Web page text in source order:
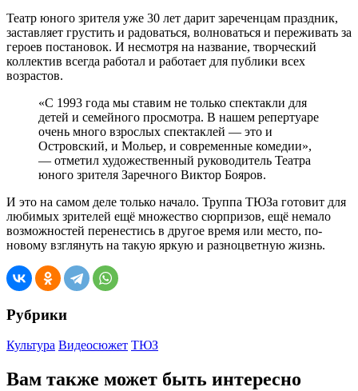
Театр юного зрителя уже 30 лет дарит зареченцам праздник,
заставляет грустить и радоваться, волноваться и переживать за
героев постановок. И несмотря на название, творческий
коллектив всегда работал и работает для публики всех
возрастов.
«С 1993 года мы ставим не только спектакли для
детей и семейного просмотра. В нашем репертуаре
очень много взрослых спектаклей — это и
Островский, и Мольер, и современные комедии»,
— отметил художественный руководитель Театра
юного зрителя Заречного Виктор Бояров.
И это на самом деле только начало. Труппа ТЮЗа готовит для
любимых зрителей ещё множество сюрпризов, ещё немало
возможностей перенестись в другое время или место, по-
новому взглянуть на такую яркую и разноцветную жизнь.
Рубрики
Культура Видеосюжет ТЮЗ
Вам также может быть интересно